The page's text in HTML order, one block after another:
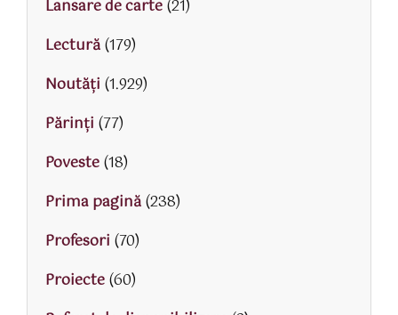
Lansare de carte(21)
Lectură(179)
Noutăți (1.929)
Părinţi (77)
Poveste(18)
Prima pagină(238)
Profesori (70)
Proiecte(60)